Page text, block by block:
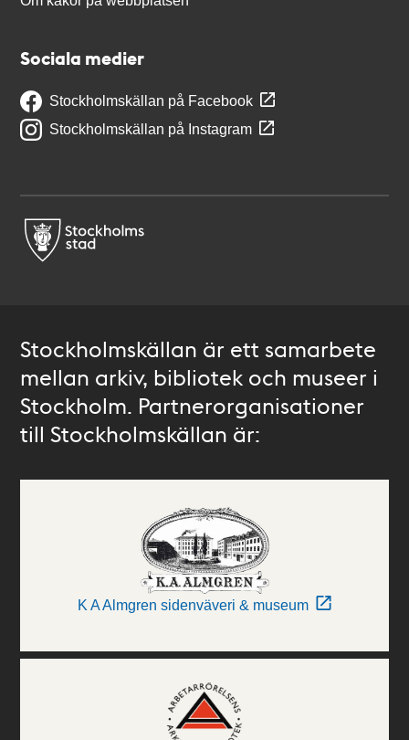
Sociala medier
Stockholmskällan på Facebook
Stockholmskällan på Instagram
Stockholmskällan är ett samarbete
mellan arkiv, bibliotek och museer i
Stockholm. Partnerorganisationer
till Stockholmskällan är:
K A Almgren sidenväveri & museum